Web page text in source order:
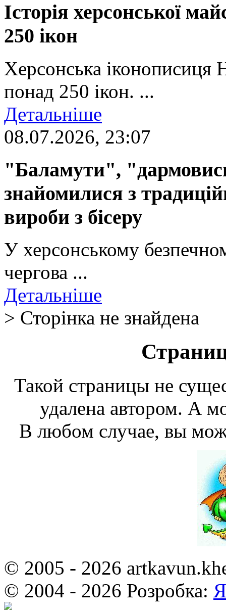
Історія херсонської
250 ікон
Херсонська іконописиця
понад 250 ікон. ...
Детальніше
08.07.2026, 23:07
"Баламути",
знайомилися з
вироби з бісеру
У херсонському
чергова ...
Детальніше
> Сторінка не знайдена
Такой страницы не
удалена автором. А
В любом случае, вы
© 2005 - 2026
© 2004 - 2026 Розробка: